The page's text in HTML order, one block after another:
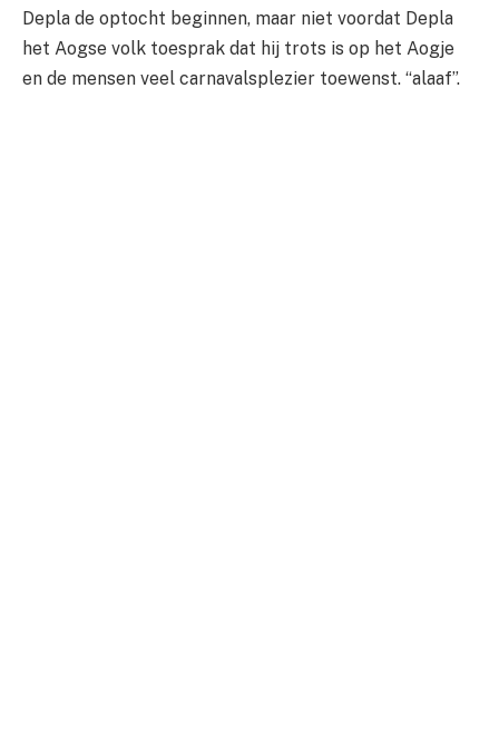
Depla de optocht beginnen, maar niet voordat Depla
het Aogse volk toesprak dat hij trots is op het Aogje
en de mensen veel carnavalsplezier toewenst. “alaaf”.